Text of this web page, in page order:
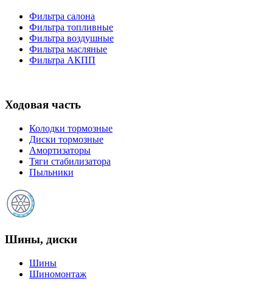
Фильтра салона
Фильтра топливные
Фильтра воздушные
Фильтра масляные
Фильтра АКПП
Ходовая часть
Колодки тормозные
Диски тормозные
Амортизаторы
Тяги стабилизатора
Пыльники
Шины, диски
Шины
Шиномонтаж